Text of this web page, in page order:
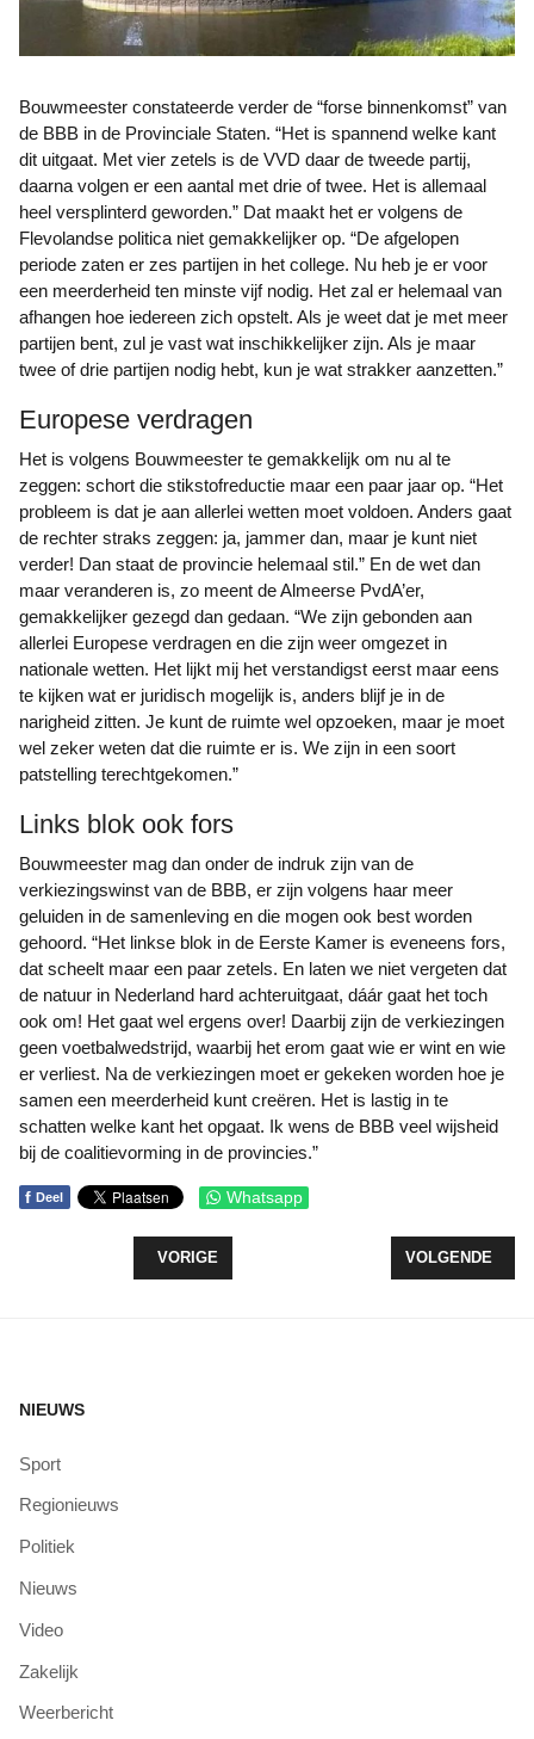
Bouwmeester constateerde verder de “forse binnenkomst” van
de BBB in de Provinciale Staten. “Het is spannend welke kant
dit uitgaat. Met vier zetels is de VVD daar de tweede partij,
daarna volgen er een aantal met drie of twee. Het is allemaal
heel versplinterd geworden.” Dat maakt het er volgens de
Flevolandse politica niet gemakkelijker op. “De afgelopen
periode zaten er zes partijen in het college. Nu heb je er voor
een meerderheid ten minste vijf nodig. Het zal er helemaal van
afhangen hoe iedereen zich opstelt. Als je weet dat je met meer
partijen bent, zul je vast wat inschikkelijker zijn. Als je maar
twee of drie partijen nodig hebt, kun je wat strakker aanzetten.”
Europese verdragen
Het is volgens Bouwmeester te gemakkelijk om nu al te
zeggen: schort die stikstofreductie maar een paar jaar op. “Het
probleem is dat je aan allerlei wetten moet voldoen. Anders gaat
de rechter straks zeggen: ja, jammer dan, maar je kunt niet
verder! Dan staat de provincie helemaal stil.” En de wet dan
maar veranderen is, zo meent de Almeerse PvdA’er,
gemakkelijker gezegd dan gedaan. “We zijn gebonden aan
allerlei Europese verdragen en die zijn weer omgezet in
nationale wetten. Het lijkt mij het verstandigst eerst maar eens
te kijken wat er juridisch mogelijk is, anders blijf je in de
narigheid zitten. Je kunt de ruimte wel opzoeken, maar je moet
wel zeker weten dat die ruimte er is. We zijn in een soort
patstelling terechtgekomen.”
Links blok ook fors
Bouwmeester mag dan onder de indruk zijn van de
verkiezingswinst van de BBB, er zijn volgens haar meer
geluiden in de samenleving en die mogen ook best worden
gehoord. “Het linkse blok in de Eerste Kamer is eveneens fors,
dat scheelt maar een paar zetels. En laten we niet vergeten dat
de natuur in Nederland hard achteruitgaat, dáár gaat het toch
ook om! Het gaat wel ergens over! Daarbij zijn de verkiezingen
geen voetbalwedstrijd, waarbij het erom gaat wie er wint en wie
er verliest. Na de verkiezingen moet er gekeken worden hoe je
samen een meerderheid kunt creëren. Het is lastig in te
schatten welke kant het opgaat. Ik wens de BBB veel wijsheid
bij de coalitievorming in de provincies.”
f Deel Whatsapp
VORIG ARTIKEL: RUIM HELFT
VORIGE VOLGENDE
VOLGENDE
NIEUWS
Sport
Regionieuws
Politiek
Nieuws
Video
Zakelijk
Weerbericht